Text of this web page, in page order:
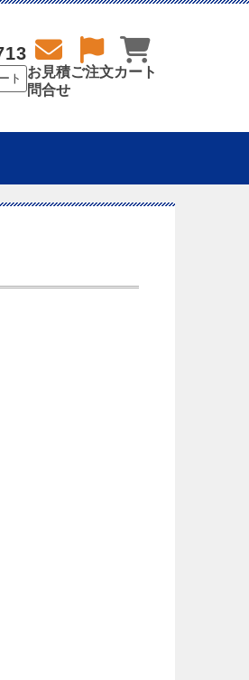
ト
お見積
問合せ
ご注文カート